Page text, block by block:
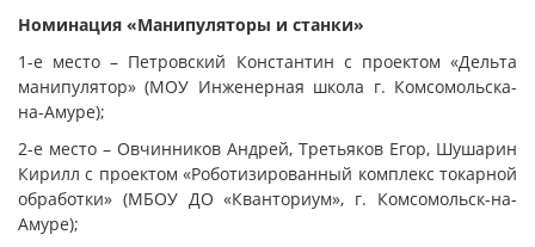
Номинация «Манипуляторы и станки»
1-е место – Петровский Константин с проектом «Дельта
манипулятор» (МОУ Инженерная школа г. Комсомольска-
на-Амуре);
2-е место – Овчинников Андрей, Третьяков Егор, Шушарин
Кирилл с проектом «Роботизированный комплекс токарной
обработки» (МБОУ ДО «Кванториум», г. Комсомольск-на-
Амуре);